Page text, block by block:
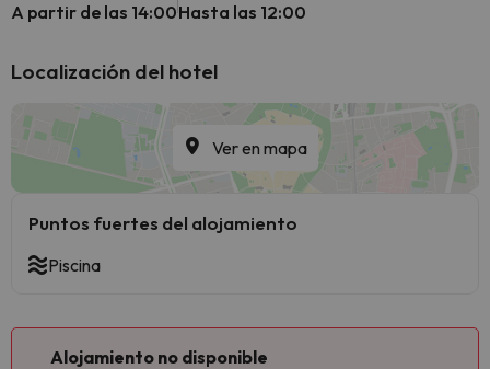
A partir de las 14:00Hasta las 12:00
Localización del hotel
Ver en mapa
Puntos fuertes del alojamiento
Piscina
Alojamiento no disponible